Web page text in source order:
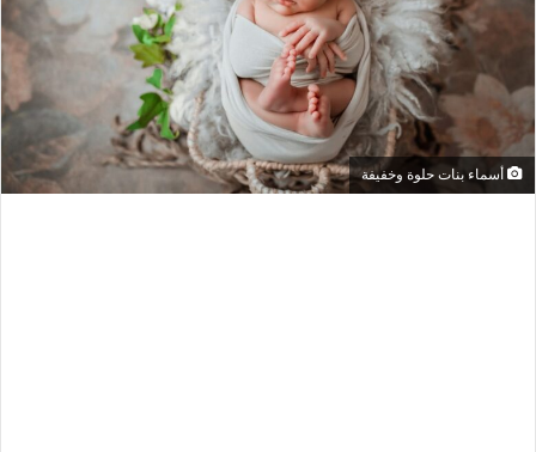
أسماء بنات حلوة وخفيفة